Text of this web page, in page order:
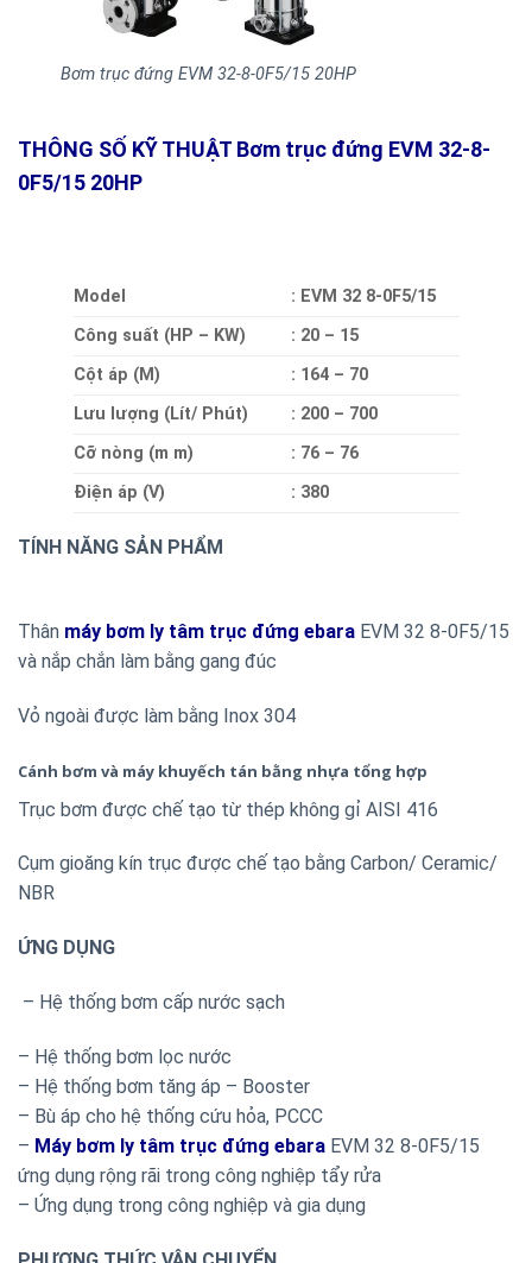
Bơm trục đứng EVM 32-8-0F5/15 20HP
THÔNG SỐ KỸ THUẬT Bơm trục đứng EVM 32-8-
0F5/15 20HP
Model
: EVM 32 8-0F5/15
Công suất (HP – KW)
: 20 – 15
Cột áp (M)
: 164 – 70
Lưu lượng (Lít/ Phút)
: 200 – 700
Cỡ nòng (m m)
: 76 – 76
Điện áp (V)
: 380
TÍNH NĂNG SẢN PHẨM
Thân máy bơm ly tâm trục đứng ebara EVM 32 8-0F5/15
và nắp chắn làm bằng gang đúc
Vỏ ngoài được làm bằng Inox 304
Cánh bơm và máy khuyếch tán bằng nhựa tổng hợp
Trục bơm được chế tạo từ thép không gỉ AISI 416
Cụm gioăng kín trục được chế tạo bằng Carbon/ Ceramic/
NBR
ỨNG DỤNG
– Hệ thống bơm cấp nước sạch
– Hệ thống bơm lọc nước
– Hệ thống bơm tăng áp – Booster
– Bù áp cho hệ thống cứu hỏa, PCCC
– Máy bơm ly tâm trục đứng ebara EVM 32 8-0F5/15
ứng dụng rộng rãi trong công nghiệp tẩy rửa
– Ứng dụng trong công nghiệp và gia dụng